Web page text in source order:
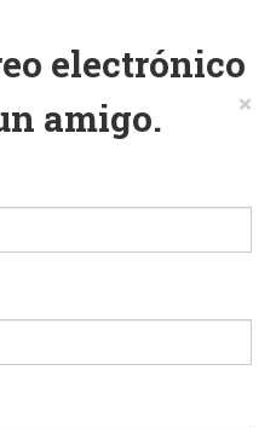
electrónico
amigo.
×